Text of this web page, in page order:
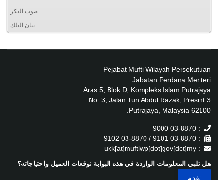
صوت الفكر
بيان الفلك
Pejabat Mufti Wilayah Persekutuan
Jabatan Perdana Menteri
Aras 5, Blok D, Kompleks Islam Putrajaya
No. 3, Jalan Tun Abdul Razak, Presint 3
62100 Putrajaya, Malaysia.
: 03-8870 9000
: 03-8870 9101 / 03-8870 9102
: ukk[at]muftiwp[dot]gov[dot]my
هل تلبي المعلومات الواردة في هذه البوابة توقعات العميل واحتياجاته؟